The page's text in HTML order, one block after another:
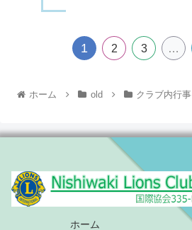
1 2 3 …
ホーム old クラブ内行事
ホーム